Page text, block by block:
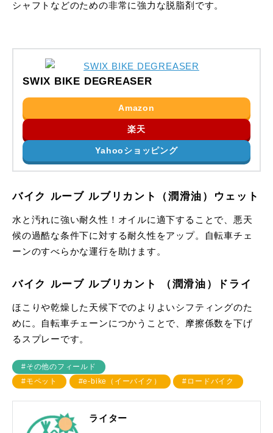
シャフトなどのための非常に強力な脱脂剤です。
SWIX BIKE DEGREASER
Amazon
楽天
Yahooショッピング
バイク ルーブ ルブリカント（潤滑油）ウェット
水と汚れに強い耐久性！オイルに適下することで、悪天
候の過酷な条件下に対する耐久性をアップ。自転車チェ
ーンのすべらかな運行を助けます。
バイク ルーブ ルブリカント （潤滑油）ドライ
ほこりや乾燥した天候下でのよりよいシフティングのた
めに。自転車チェーンにつかうことで、摩擦係数を下げ
るスプレーです。
#その他のフィールド
#モペット
#e-bike（イーバイク） #ロードバイク
ライター